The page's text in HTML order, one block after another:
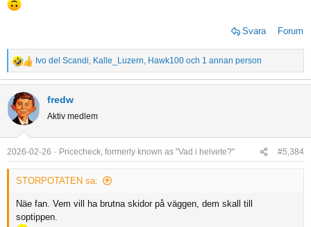
Svara Forum
R
e
a
c
t
i
o
n
Ivo del Scandi, Kalle_Luzern, Hawk100 och 1 annan person
fredw
Aktiv medlem
2026-02-26 Pricecheck, formerly known as "Vad i helvete?" #5,384
STORPOTATEN sa:
Näe fan. Vem vill ha brutna skidor på väggen, dem skall till
soptippen.